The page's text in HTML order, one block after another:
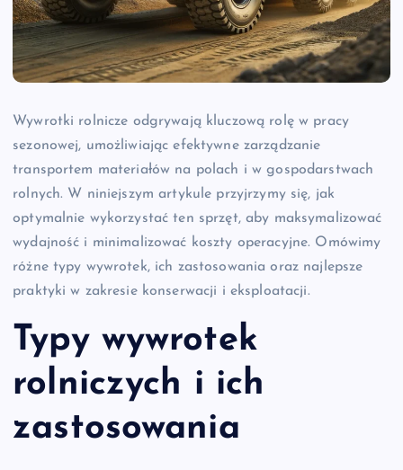
Wywrotki rolnicze odgrywają kluczową rolę w pracy
sezonowej, umożliwiając efektywne zarządzanie
transportem materiałów na polach i w gospodarstwach
rolnych. W niniejszym artykule przyjrzymy się, jak
optymalnie wykorzystać ten sprzęt, aby maksymalizować
wydajność i minimalizować koszty operacyjne. Omówimy
różne typy wywrotek, ich zastosowania oraz najlepsze
praktyki w zakresie konserwacji i eksploatacji.
Typy wywrotek
rolniczych i ich
zastosowania